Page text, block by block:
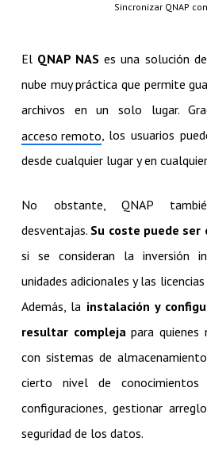
Sincronizar QNAP
El QNAP NAS es una solución
nube muy práctica que permite
archivos en un solo lugar.
acceso remoto, los usuarios
desde cualquier lugar y en
No obstante, QNAP
desventajas. Su coste puede ser
si se consideran la inversión
unidades adicionales y las
Además, la instalación y
resultar complejapara quienes
con sistemas de
cierto nivel de conocimientos
configuraciones, gestionar
seguridad de los datos.